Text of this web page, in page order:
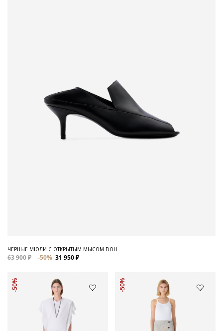
ЧЕРНЫЕ МЮЛИ С ОТКРЫТЫМ МЫСОМ DOLL
63 900 ₽ -50% 31 950 ₽
-50% -50%